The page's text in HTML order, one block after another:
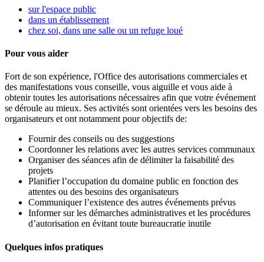
sur l'espace public
dans un établissement
chez soi, dans une salle ou un refuge loué
Pour vous aider
Fort de son expérience, l'Office des autorisations commerciales et
des manifestations vous conseille, vous aiguille et vous aide à
obtenir toutes les autorisations nécessaires afin que votre événement
se déroule au mieux. Ses activités sont orientées vers les besoins des
organisateurs et ont notamment pour objectifs de:
Fournir des conseils ou des suggestions
Coordonner les relations avec les autres services communaux
Organiser des séances afin de délimiter la faisabilité des
projets
Planifier l’occupation du domaine public en fonction des
attentes ou des besoins des organisateurs
Communiquer l’existence des autres événements prévus
Informer sur les démarches administratives et les procédures
d’autorisation en évitant toute bureaucratie inutile
Quelques infos pratiques